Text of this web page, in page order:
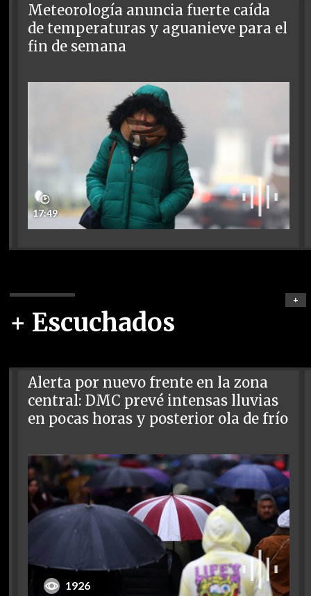
Meteorología anuncia fuerte caída
de temperaturas y aguanieve para el
fin de semana
🕑
17:49
+ Escuchados
+
Alerta por nuevo frente en la zona
central: DMC prevé intensas lluvias
en pocas horas y posterior ola de frío
1926